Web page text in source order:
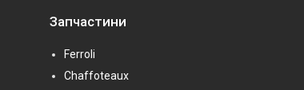
Запчастини
Ferroli
Chaffoteaux